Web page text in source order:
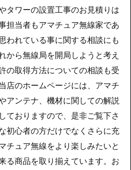
タワーの設置工事のお見積りは
担当者もアマチュア無線家であ
われている事に関する相談にも
から無線局を開局しようと考え
の取得方法についての相談も受
店のホームページには、アマチ
アンテナ、機材に関しての解説
ておりますので、是非ご覧下さ
初心者の方だけでなくさらに充
チュア無線をより楽しみたいと
る商品を取り揃えています。お